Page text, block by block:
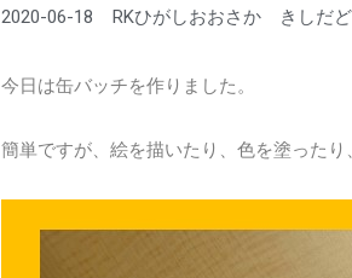
2020-06-18 RKひがしおおさか きしだど
今日は缶バッチを作りました。
簡単ですが、絵を描いたり、色を塗った